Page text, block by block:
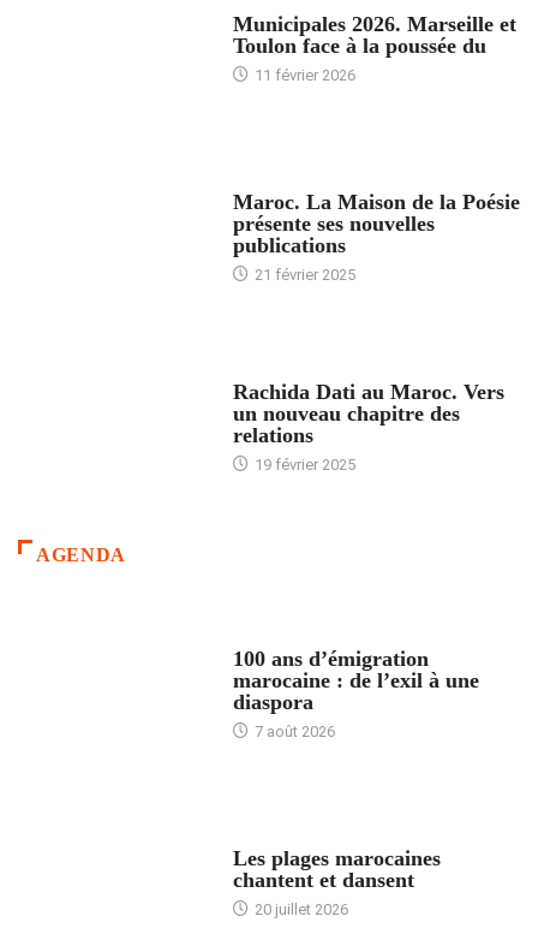
Municipales 2026. Marseille et
Toulon face à la poussée du
11 février 2026
Maroc. La Maison de la Poésie
présente ses nouvelles
publications
21 février 2025
Rachida Dati au Maroc. Vers
un nouveau chapitre des
relations
19 février 2025
AGENDA
100 ans d’émigration
marocaine : de l’exil à une
diaspora
7 août 2026
Les plages marocaines
chantent et dansent
20 juillet 2026